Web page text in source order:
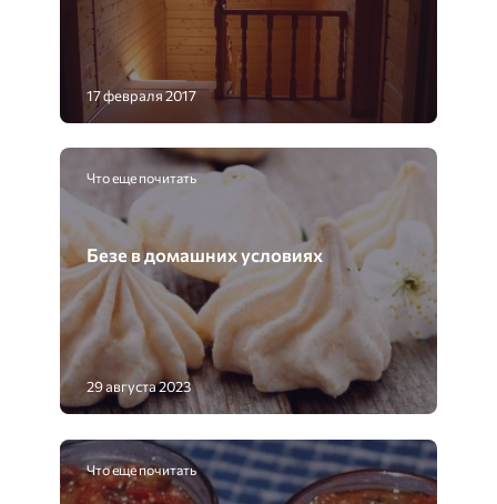
17 февраля 2017
Что еще почитать
Безе в домашних условиях
29 августа 2023
Что еще почитать